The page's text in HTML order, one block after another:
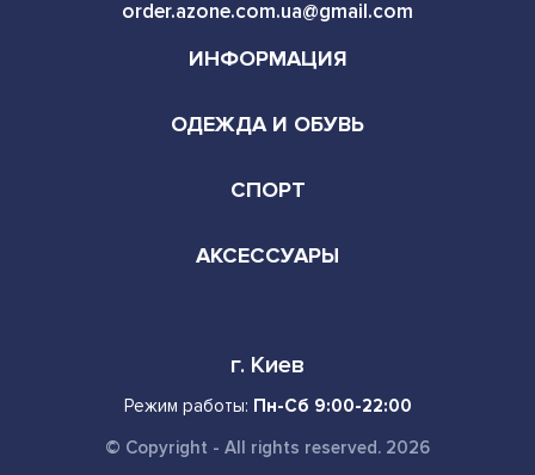
order.azone.com.ua@gmail.com
ИНФОРМАЦИЯ
ОДЕЖДА И ОБУВЬ
СПОРТ
АКСЕССУАРЫ
г. Киев
Режим работы: Пн-Сб 9:00-22:00
© Copyright - All rights reserved. 2026